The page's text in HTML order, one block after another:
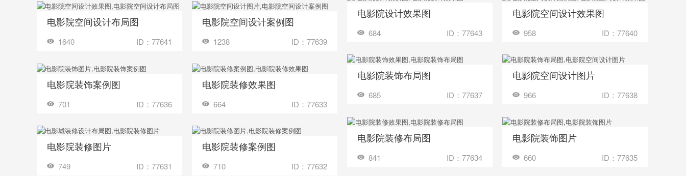
收藏 装修成这样要花多少钱？
电影院设计效果图
684 ID：77643
收藏 装修成这样要花多少钱？
电影院空间设计效果图
958 ID：77640
收藏 装修成这样要花多少钱？
电影院空间设计布局图
1640 ID：77641
收藏 装修成这样要花多少钱？
电影院空间设计案例图
1238 ID：77639
收藏 装修成这样要花多少钱？
电影院装饰布局图
685 ID：77637
收藏 装修成这样要花多少钱？
电影院空间设计图片
966 ID：77638
收藏 装修成这样要花多少钱？
电影院装饰案例图
701 ID：77636
收藏 装修成这样要花多少钱？
电影院装修效果图
664 ID：77633
收藏 装修成这样要花多少钱？
电影院装修布局图
841 ID：77634
收藏 装修成这样要花多少钱？
电影院装饰图片
660 ID：77635
收藏 装修成这样要花多少钱？
电影院装修图片
749 ID：77631
收藏 装修成这样要花多少钱？
电影院装修案例图
710 ID：77632